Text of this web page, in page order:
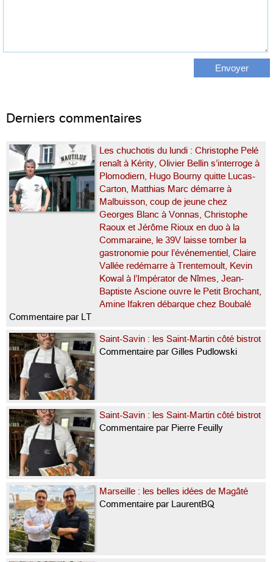
Derniers commentaires
Les chuchotis du lundi : Christophe Pelé
renaît à Kérity, Olivier Bellin s’interroge à
Plomodiern, Hugo Bourny quitte Lucas-
Carton, Matthias Marc démarre à
Malbuisson, coup de jeune chez
Georges Blanc à Vonnas, Christophe
Raoux et Jérôme Rioux en duo à la
Commaraine, le 39V laisse tomber la
gastronomie pour l’événementiel, Claire
Vallée redémarre à Trentemoult, Kevin
Kowal à l’Impérator de Nîmes, Jean-
Baptiste Ascione ouvre le Petit Brochant,
Amine Ifakren débarque chez Boubalé
Commentaire par LT
Saint-Savin : les Saint-Martin côté bistrot
Commentaire par Gilles Pudlowski
Saint-Savin : les Saint-Martin côté bistrot
Commentaire par Pierre Feuilly
Marseille : les belles idées de Magâté
Commentaire par LaurentBQ